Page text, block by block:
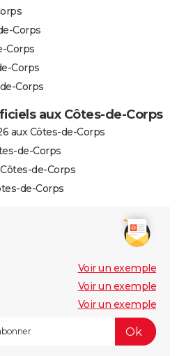
Corps
Corps
Corps
Corps
aux Côtes-de-Corps
aux Côtes-de-Corps
de-Corps
de-Corps
de-Corps
Voir un exemple
Voir un exemple
Voir un exemple